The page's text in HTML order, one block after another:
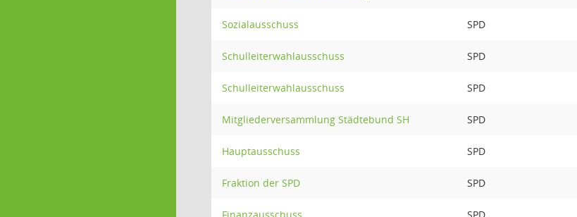
Sozialausschuss SPD
Schulleiterwahlausschuss SPD
Schulleiterwahlausschuss SPD
Mitgliederversammlung Städtebund SH SPD
Hauptausschuss SPD
Fraktion der SPD SPD